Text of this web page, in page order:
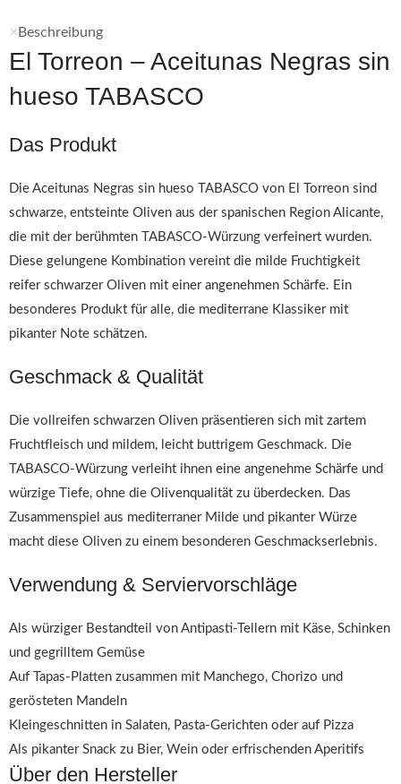
Beschreibung
El Torreon – Aceitunas Negras sin
hueso TABASCO
Das Produkt
Die Aceitunas Negras sin hueso TABASCO von El Torreon sind
schwarze, entsteinte Oliven aus der spanischen Region Alicante,
die mit der berühmten TABASCO-Würzung verfeinert wurden.
Diese gelungene Kombination vereint die milde Fruchtigkeit
reifer schwarzer Oliven mit einer angenehmen Schärfe. Ein
besonderes Produkt für alle, die mediterrane Klassiker mit
pikanter Note schätzen.
Geschmack & Qualität
Die vollreifen schwarzen Oliven präsentieren sich mit zartem
Fruchtfleisch und mildem, leicht buttrigem Geschmack. Die
TABASCO-Würzung verleiht ihnen eine angenehme Schärfe und
würzige Tiefe, ohne die Olivenqualität zu überdecken. Das
Zusammenspiel aus mediterraner Milde und pikanter Würze
macht diese Oliven zu einem besonderen Geschmackserlebnis.
Verwendung & Serviervorschläge
Als würziger Bestandteil von Antipasti-Tellern mit Käse, Schinken
und gegrilltem Gemüse
Auf Tapas-Platten zusammen mit Manchego, Chorizo und
gerösteten Mandeln
Kleingeschnitten in Salaten, Pasta-Gerichten oder auf Pizza
Als pikanter Snack zu Bier, Wein oder erfrischenden Aperitifs
Über den Hersteller